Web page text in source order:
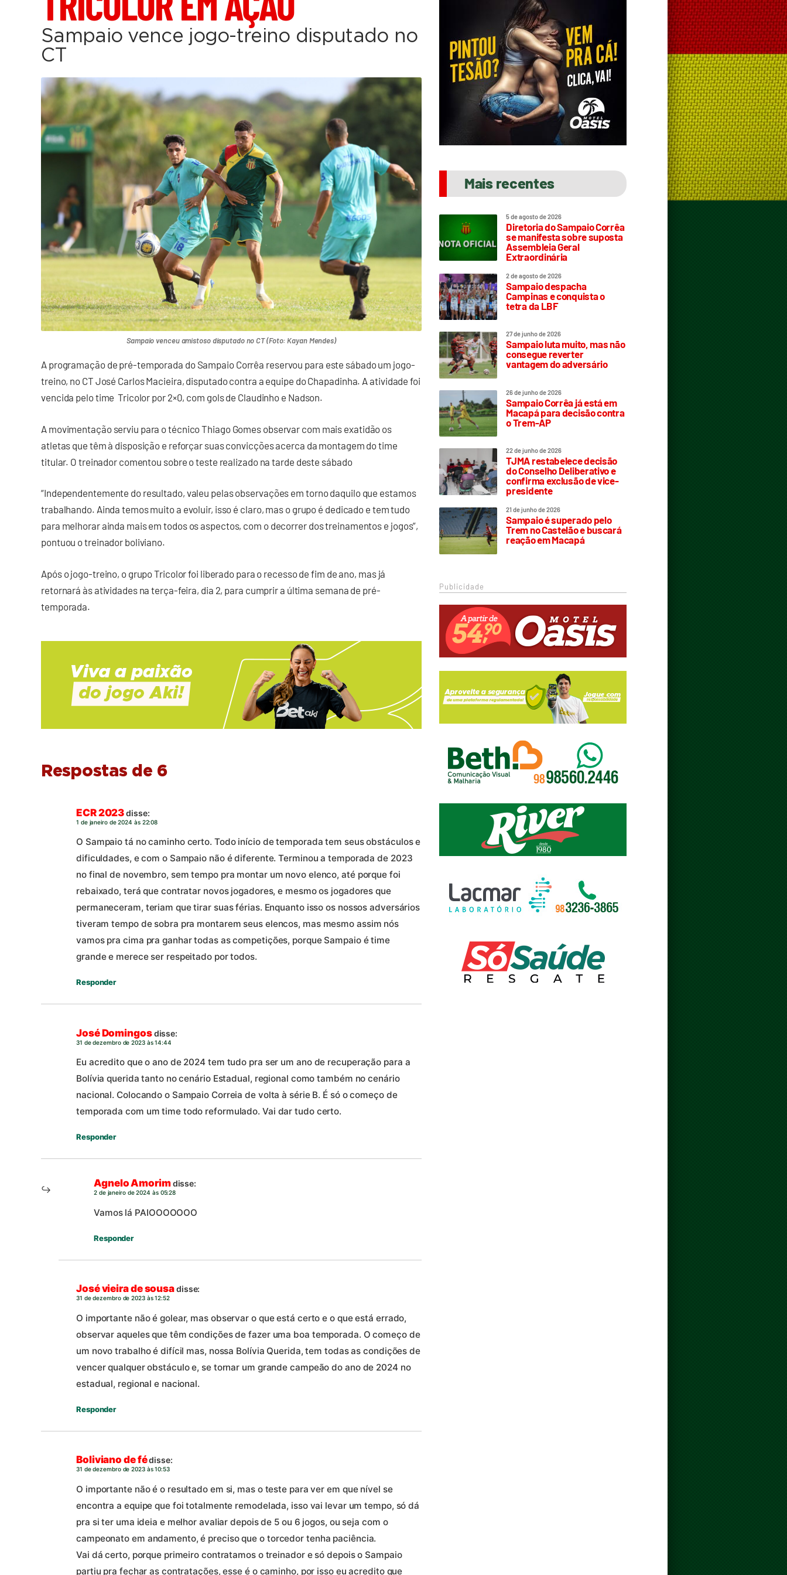
Sampaio vence jogo-treino disputado no
CT
Sampaio venceu amistoso disputado no CT (Foto: Kayan Mendes)
A programação de pré-temporada do Sampaio Corrêa reservou para este sábado um jogo-
treino, no CT José Carlos Macieira, disputado contra a equipe do Chapadinha. A atividade foi
vencida pelo time Tricolor por 2×0, com gols de Claudinho e Nadson.
A movimentação serviu para o técnico Thiago Gomes observar com mais exatidão os
atletas que têm à disposição e reforçar suas convicções acerca da montagem do time
titular. O treinador comentou sobre o teste realizado na tarde deste sábado
“Independentemente do resultado, valeu pelas observações em torno daquilo que estamos
trabalhando. Ainda temos muito a evoluir, isso é claro, mas o grupo é dedicado e tem tudo
para melhorar ainda mais em todos os aspectos, com o decorrer dos treinamentos e jogos”,
pontuou o treinador boliviano.
Após o jogo-treino, o grupo Tricolor foi liberado para o recesso de fim de ano, mas já
retornará às atividades na terça-feira, dia 2, para cumprir a última semana de pré-
temporada.
Respostas de 6
ECR 2023disse:
1 de janeiro de 2024 às 22:08
O Sampaio tá no caminho certo. Todo início de temporada tem seus obstáculos e
dificuldades, e com o Sampaio não é diferente. Terminou a temporada de 2023
no final de novembro, sem tempo pra montar um novo elenco, até porque foi
rebaixado, terá que contratar novos jogadores, e mesmo os jogadores que
permaneceram, teriam que tirar suas férias. Enquanto isso os nossos adversários
tiveram tempo de sobra pra montarem seus elencos, mas mesmo assim nós
vamos pra cima pra ganhar todas as competições, porque Sampaio é time
grande e merece ser respeitado por todos.
Responder
José Domingosdisse:
31 de dezembro de 2023 às 14:44
Eu acredito que o ano de 2024 tem tudo pra ser um ano de recuperação para a
Bolívia querida tanto no cenário Estadual, regional como também no cenário
nacional. Colocando o Sampaio Correia de volta à série B. É só o começo de
temporada com um time todo reformulado. Vai dar tudo certo.
Responder
Agnelo Amorimdisse:
2 de janeiro de 2024 às 05:28
Vamos lá PAIOOOOOOO
Responder
José vieira de sousadisse:
31 de dezembro de 2023 às 12:52
O importante não é golear, mas observar o que está certo e o que está errado,
observar aqueles que têm condições de fazer uma boa temporada. O começo de
um novo trabalho é difícil mas, nossa Bolívia Querida, tem todas as condições de
vencer qualquer obstáculo e, se tornar um grande campeão do ano de 2024 no
estadual, regional e nacional.
Responder
Boliviano de fédisse:
31 de dezembro de 2023 às 10:53
O importante não é o resultado em si, mas o teste para ver em que nível se
encontra a equipe que foi totalmente remodelada, isso vai levar um tempo, só dá
pra si ter uma ideia e melhor avaliar depois de 5 ou 6 jogos, ou seja com o
campeonato em andamento, é preciso que o torcedor tenha paciência.
Vai dá certo, porque primeiro contratamos o treinador e só depois o Sampaio
partiu pra fechar as contratações, esse é o caminho, por isso eu acredito que
Mais recentes
5 de agosto de 2026
Diretoria do Sampaio Corrêa
se manifesta sobre suposta
Assembleia Geral
Extraordinária
2 de agosto de 2026
Sampaio despacha
Campinas e conquista o
tetra da LBF
27 de junho de 2026
Sampaio luta muito, mas não
consegue reverter
vantagem do adversário
26 de junho de 2026
Sampaio Corrêa já está em
Macapá para decisão contra
o Trem-AP
22 de junho de 2026
TJMA restabelece decisão
do Conselho Deliberativo e
confirma exclusão de vice-
presidente
21 de junho de 2026
Sampaio é superado pelo
Trem no Castelão e buscará
reação em Macapá
Publicidade